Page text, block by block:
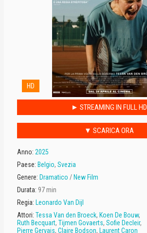
HD
► STREAMING IN FULL HD
▼ SCARICA ORA
Anno: 2025
Paese: Belgio, Svezia
Genere: Dramatico / New Film
Durata: 97 min
Regia: Leonardo Van Dijl
Attori: Tessa Van den Broeck, Koen De Bouw,
Ruth Becquart, Tijmen Govaerts, Sofie Decleir,
Pierre Gervais, Claire Bodson, Laurent Caron